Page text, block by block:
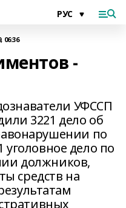
06:36
-
УФССП
3221 дело об
по
уголовное дело по
должников,
средств на